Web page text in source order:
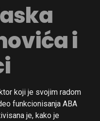
i
koji je svojim radom
funkcionisanja ABA
je, kako je